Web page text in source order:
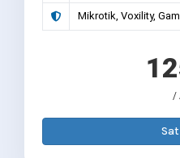
Mikrotik, Voxility,
/